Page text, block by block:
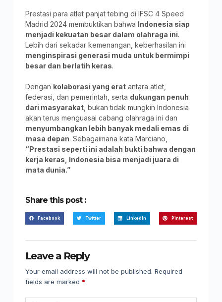
Prestasi para atlet panjat tebing di IFSC 4 Speed
Madrid 2024 membuktikan bahwa Indonesia siap
menjadi kekuatan besar dalam olahraga ini.
Lebih dari sekadar kemenangan, keberhasilan ini
menginspirasi generasi muda untuk bermimpi
besar dan berlatih keras.
Dengan kolaborasi yang eratantara atlet,
federasi, dan pemerintah, serta dukungan penuh
dari masyarakat, bukan tidak mungkin Indonesia
akan terus menguasai cabang olahraga ini dan
menyumbangkan lebih banyak medali emas di
masa depan. Sebagaimana kata Marciano,
“Prestasi seperti ini adalah bukti bahwa dengan
kerja keras, Indonesia bisa menjadi juara di
mata dunia.”
Share this post :
Facebook Twitter LinkedIn Pinterest
Leave a Reply
Your email address will not be published. Required
fields are marked *